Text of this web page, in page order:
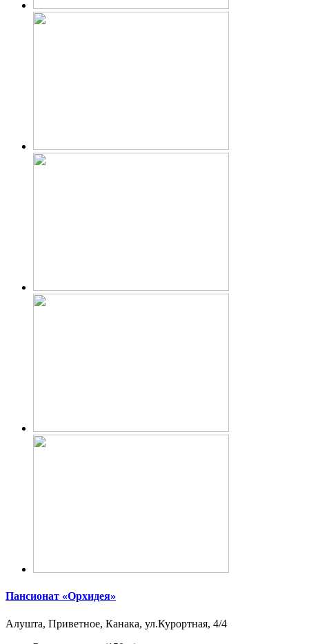
Пансионат «Орхидея»
Алушта, Приветное, Канака, ул.Курортная, 4/4